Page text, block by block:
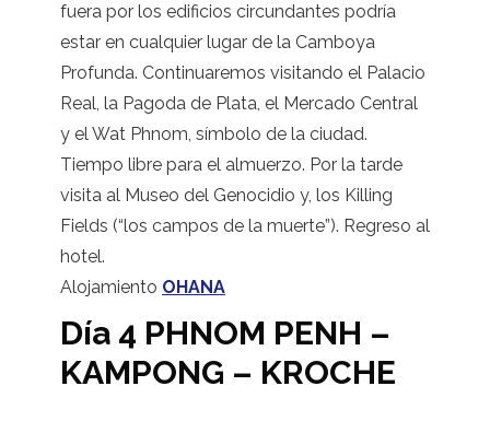
fuera por los edificios circundantes podría
estar en cualquier lugar de la Camboya
Profunda. Continuaremos visitando el Palacio
Real, la Pagoda de Plata, el Mercado Central
y el Wat Phnom, símbolo de la ciudad.
Tiempo libre para el almuerzo. Por la tarde
visita al Museo del Genocidio y, los Killing
Fields (“los campos de la muerte”). Regreso al
hotel.
Alojamiento OHANA
Día 4 PHNOM PENH –
KAMPONG – KROCHE